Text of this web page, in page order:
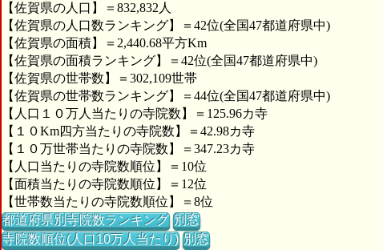
【佐賀県の人口】＝832,832人
【佐賀県の人口数ランキング】＝42位(全国47都道府県中)
【佐賀県の面積】＝2,440.68平方Km
【佐賀県の面積ランキング】＝42位(全国47都道府県中)
【佐賀県の世帯数】＝302,109世帯
【佐賀県の世帯数ランキング】＝44位(全国47都道府県中)
【人口１０万人当たりの寺院数】＝125.96カ寺
【１０Km四方当たりの寺院数】＝42.98カ寺
【１０万世帯当たりの寺院数】＝347.23カ寺
【人口当たりの寺院数順位】＝10位
【面積当たりの寺院数順位】＝12位
【世帯数当たりの寺院数順位】＝8位
都道府県別寺院数ランキング 別窓
寺院数順位(人口10万人当たり) 別窓